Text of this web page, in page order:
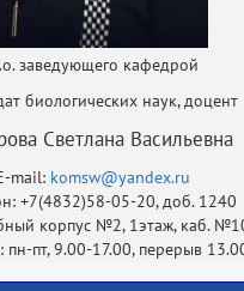
заведующего кафедрой
биологических наук, доцент
Светлана Васильевна
mail: komsw@yandex.ru
+7(4832)58-05-20, доб. 1240
корпус №2, 1этаж, каб.
пн-пт, 9.00-17.00, перерыв